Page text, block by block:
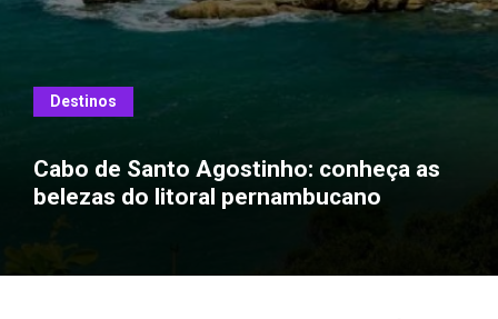
Destinos
Cabo de Santo Agostinho: conheça as
belezas do litoral pernambucano